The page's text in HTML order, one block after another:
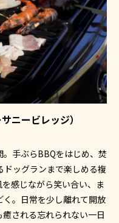
ニービレッジ）
手ぶらBBQをはじめ、焚
ドッグランまで楽しめる複
感じながら笑い合い、ま
。日常を少し離れて開放
される忘れられない一日